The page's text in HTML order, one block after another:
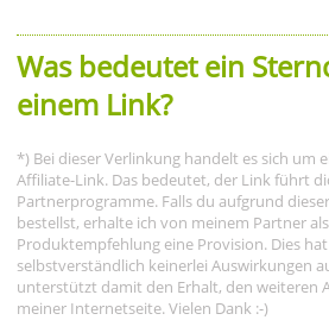
Was bedeutet ein
einem Link?
*) Bei dieser Verlinkung handelt es sich um
Affiliate-Link. Das bedeutet, der Link führt
Partnerprogramme. Falls du aufgrund
bestellst, erhalte ich von meinem Partner
Produktempfehlung eine Provision. Dies
selbstverständlich keinerlei Auswirkungen
unterstützt damit den Erhalt, den weiteren
meiner Internetseite. Vielen Dank :-)